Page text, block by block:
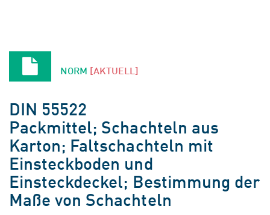
NORM [AKTUELL]
DIN 55522
Packmittel; Schachteln aus
Karton; Faltschachteln mit
Einsteckboden und
Einsteckdeckel; Bestimmung der
Maße von Schachteln